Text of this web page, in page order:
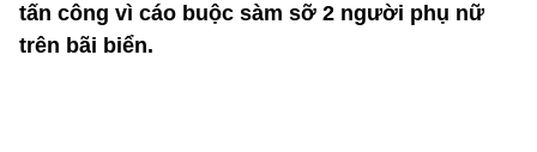
tấn công vì cáo buộc sàm sỡ 2 người phụ nữ
trên bãi biển.